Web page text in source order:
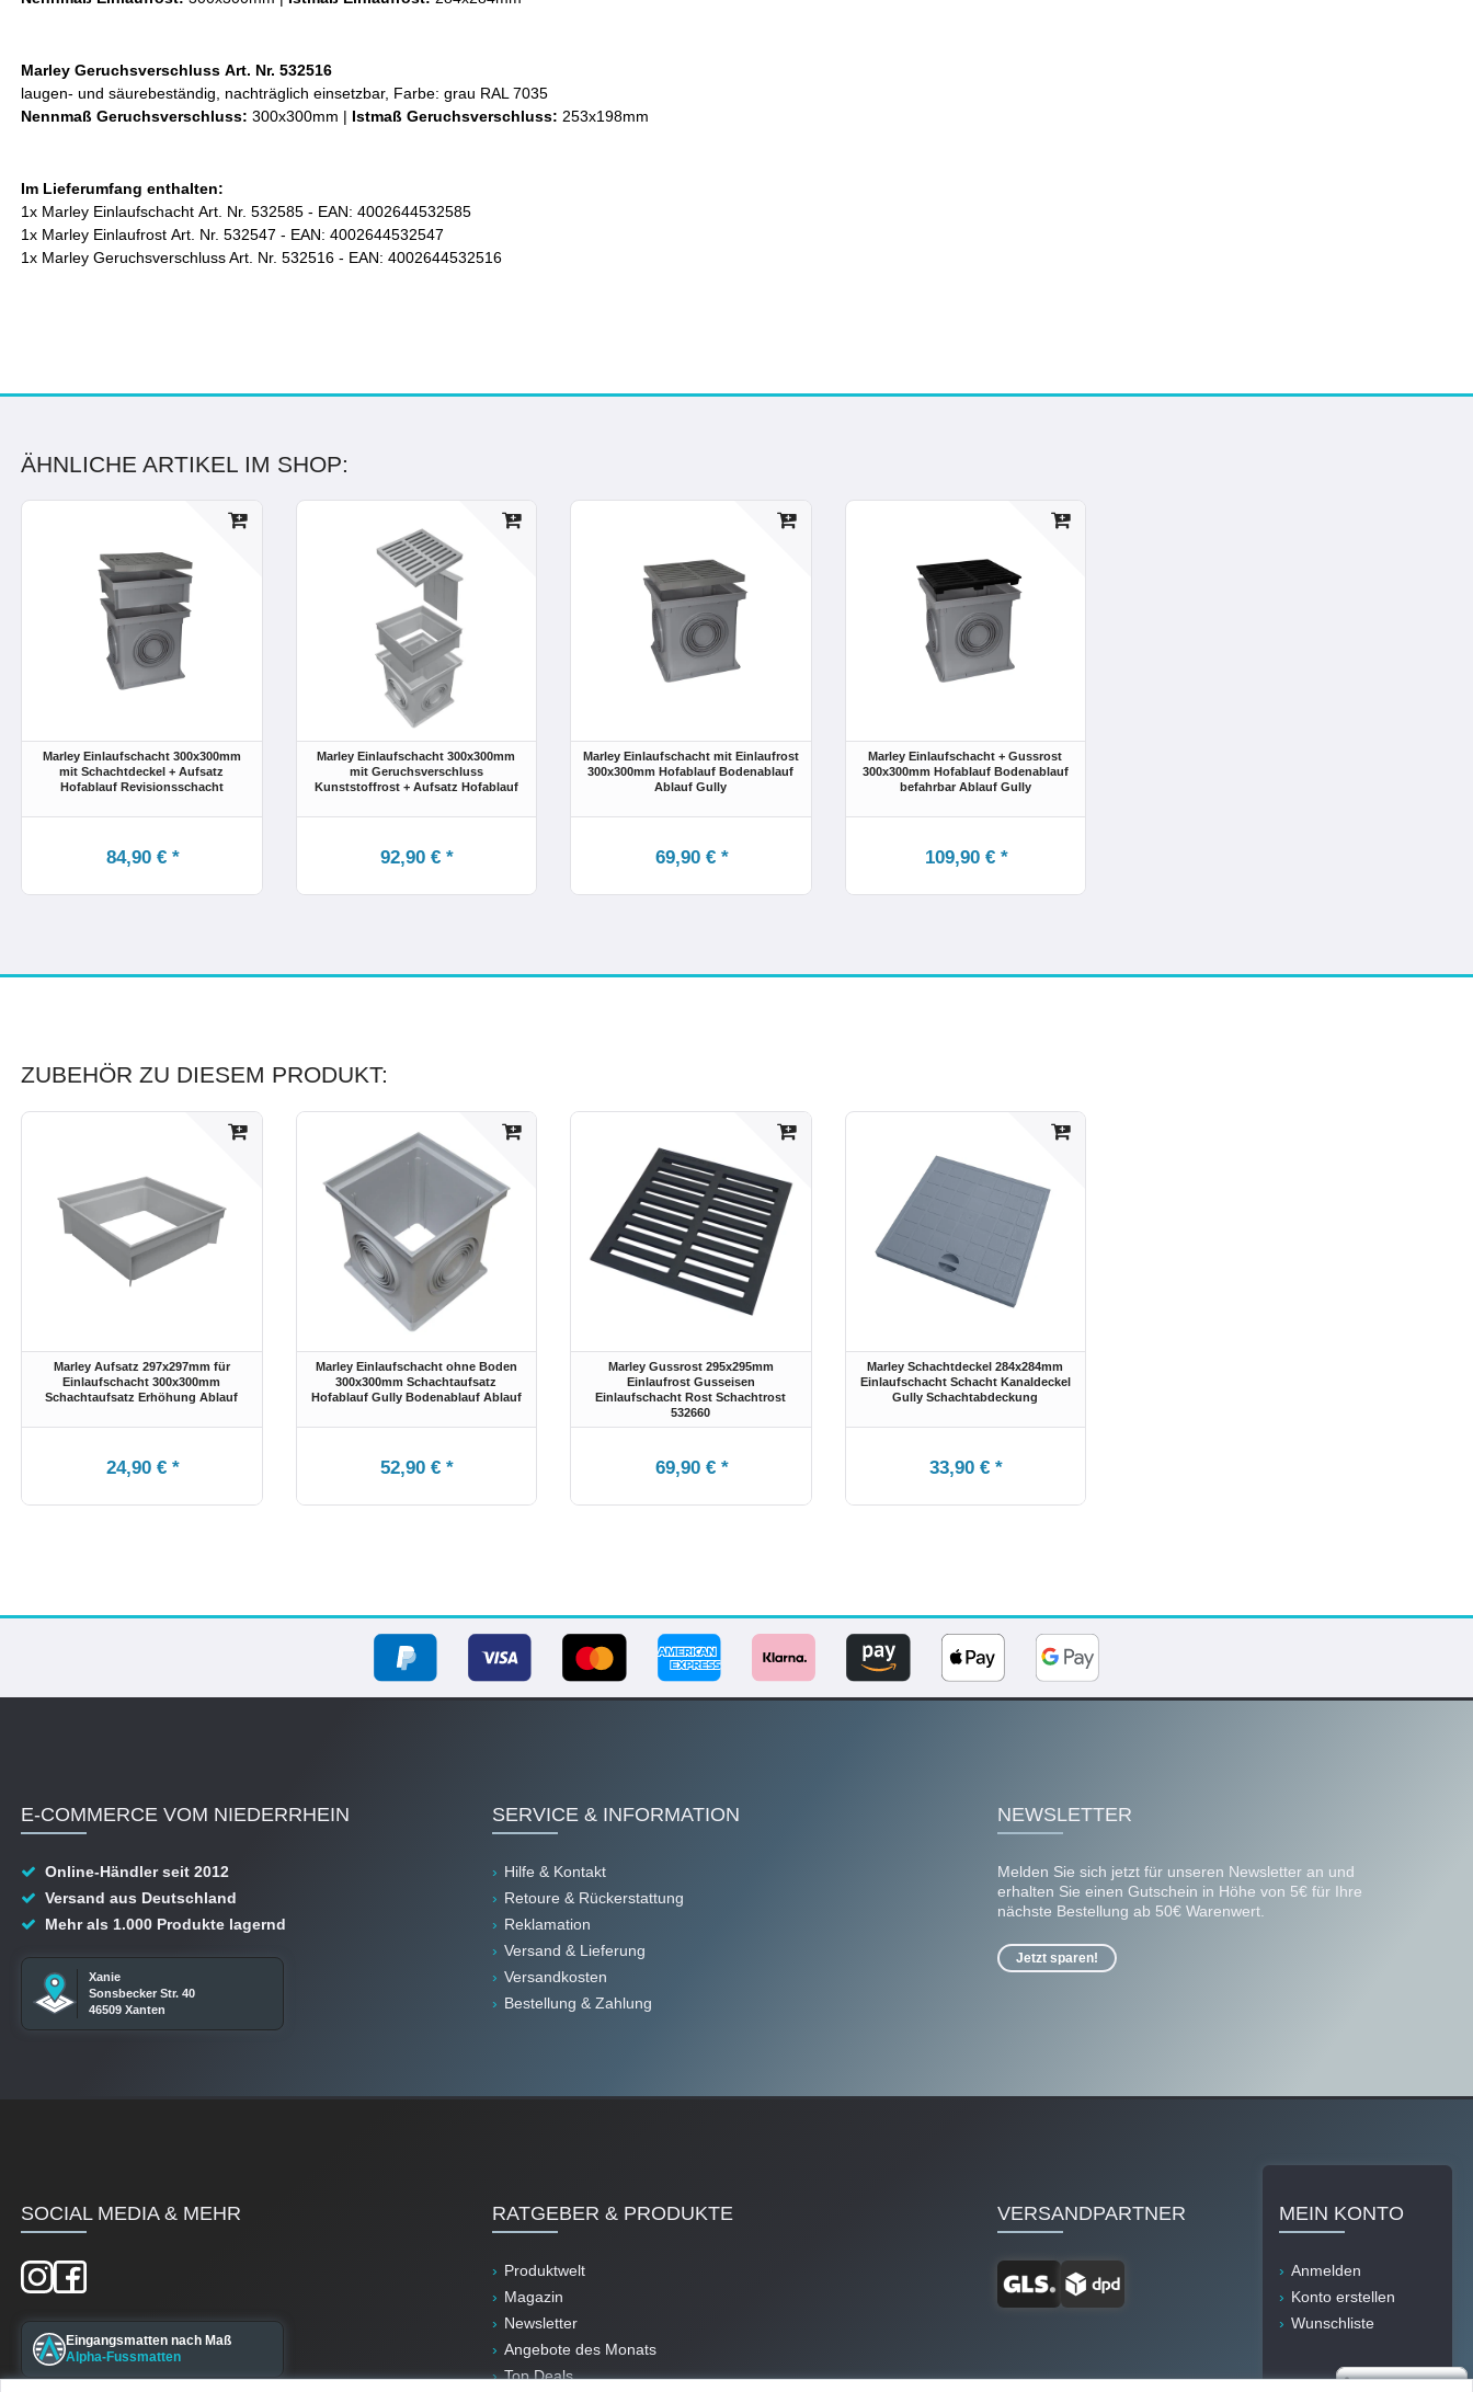
Marley Geruchsverschluss Art. Nr. 532516
laugen- und säurebeständig, nachträglich einsetzbar, Farbe: grau RAL 7035
Nennmaß Geruchsverschluss: 300x300mm | Istmaß Geruchsverschluss: 253x198mm
Im Lieferumfang enthalten:
1x Marley Einlaufschacht Art. Nr. 532585 - EAN: 4002644532585
1x Marley Einlaufrost Art. Nr. 532547 - EAN: 4002644532547
1x Marley Geruchsverschluss Art. Nr. 532516 - EAN: 4002644532516
ÄHNLICHE ARTIKEL IM SHOP:
Marley Einlaufschacht 300x300mm
mit Schachtdeckel + Aufsatz
Hofablauf Revisionsschacht
84,90 € *
Marley Einlaufschacht 300x300mm
mit Geruchsverschluss
Kunststoffrost + Aufsatz Hofablauf
92,90 € *
Marley Einlaufschacht mit Einlaufrost
300x300mm Hofablauf Bodenablauf
Ablauf Gully
69,90 € *
Marley Einlaufschacht + Gussrost
300x300mm Hofablauf Bodenablauf
befahrbar Ablauf Gully
109,90 € *
ZUBEHÖR ZU DIESEM PRODUKT:
Marley Aufsatz 297x297mm für
Einlaufschacht 300x300mm
Schachtaufsatz Erhöhung Ablauf
24,90 € *
Marley Einlaufschacht ohne Boden
300x300mm Schachtaufsatz
Hofablauf Gully Bodenablauf Ablauf
52,90 € *
Marley Gussrost 295x295mm
Einlaufrost Gusseisen
Einlaufschacht Rost Schachtrost
532660
69,90 € *
Marley Schachtdeckel 284x284mm
Einlaufschacht Schacht Kanaldeckel
Gully Schachtabdeckung
33,90 € *
E-COMMERCE VOM NIEDERRHEIN
Online-Händler seit 2012
Versand aus Deutschland
Mehr als 1.000 Produkte lagernd
Xanie
Sonsbecker Str. 40
46509 Xanten
SERVICE & INFORMATION
Hilfe & Kontakt
Retoure & Rückerstattung
Reklamation
Versand & Lieferung
Versandkosten
Bestellung & Zahlung
NEWSLETTER
Melden Sie sich jetzt für unseren Newsletter an und
erhalten Sie einen Gutschein in Höhe von 5€ für Ihre
nächste Bestellung ab 50€ Warenwert.
Jetzt sparen!
SOCIAL MEDIA & MEHR
Eingangsmatten nach Maß
Alpha-Fussmatten
RATGEBER & PRODUKTE
Produktwelt
Magazin
Newsletter
Angebote des Monats
Top Deals
VERSANDPARTNER MEIN KONTO
Anmelden
Konto erstellen
Wunschliste